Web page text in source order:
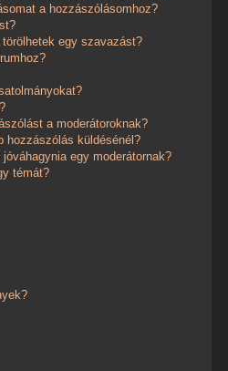
a hozzászólásomhoz?
egy szavazást?
a moderátoroknak?
hozzászólás küldésénél?
egy moderátornak?
témát?